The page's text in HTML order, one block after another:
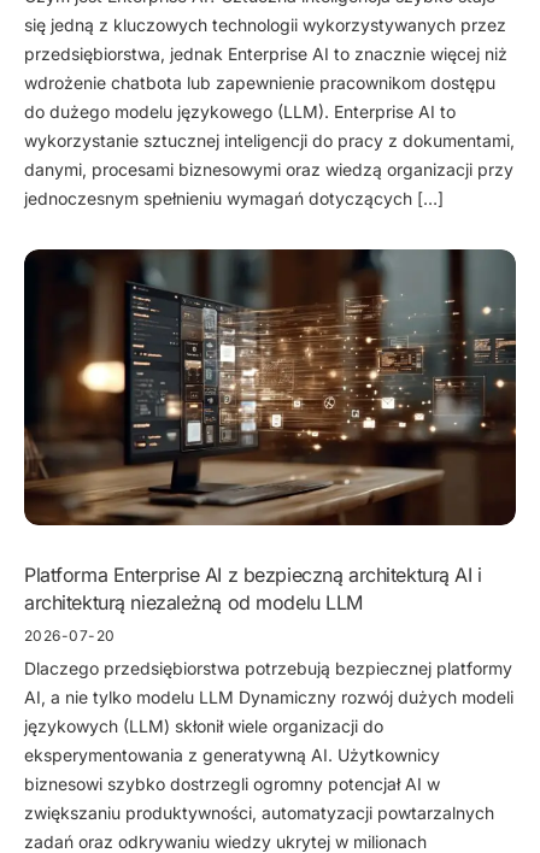
się jedną z kluczowych technologii wykorzystywanych przez
przedsiębiorstwa, jednak Enterprise AI to znacznie więcej niż
wdrożenie chatbota lub zapewnienie pracownikom dostępu
do dużego modelu językowego (LLM). Enterprise AI to
wykorzystanie sztucznej inteligencji do pracy z dokumentami,
danymi, procesami biznesowymi oraz wiedzą organizacji przy
jednoczesnym spełnieniu wymagań dotyczących […]
Platforma Enterprise AI z bezpieczną architekturą AI i
architekturą niezależną od modelu LLM
2026-07-20
Dlaczego przedsiębiorstwa potrzebują bezpiecznej platformy
AI, a nie tylko modelu LLM Dynamiczny rozwój dużych modeli
językowych (LLM) skłonił wiele organizacji do
eksperymentowania z generatywną AI. Użytkownicy
biznesowi szybko dostrzegli ogromny potencjał AI w
zwiększaniu produktywności, automatyzacji powtarzalnych
zadań oraz odkrywaniu wiedzy ukrytej w milionach